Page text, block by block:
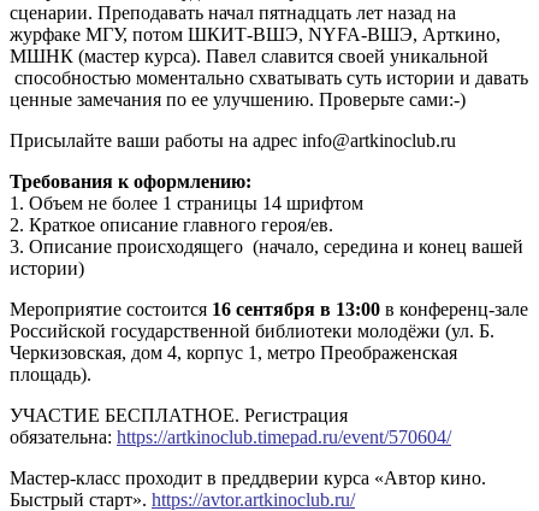
сценарии. Преподавать начал пятнадцать лет назад на
журфаке МГУ, потом ШКИТ-ВШЭ, NYFA-ВШЭ, Арткино,
МШНК (мастер курса). Павел славится своей уникальной
способностью моментально схватывать суть истории и давать
ценные замечания по ее улучшению. Проверьте сами:-)
Присылайте ваши работы на адрес info@artkinoclub.ru
Требования к оформлению:
1. Объем не более 1 страницы 14 шрифтом
2. Краткое описание главного героя/ев.
3. Описание происходящего (начало, середина и конец вашей
истории)
Мероприятие состоится 16 сентября в 13:00 в конференц-зале
Российской государственной библиотеки молодёжи (ул. Б.
Черкизовская, дом 4, корпус 1, метро Преображенская
площадь).
УЧАСТИЕ БЕСПЛАТНОЕ. Регистрация
обязательна: https://artkinoclub.timepad.ru/event/570604/
Мастер-класс проходит в преддверии курса «Автор кино.
Быстрый старт». https://avtor.artkinoclub.ru/